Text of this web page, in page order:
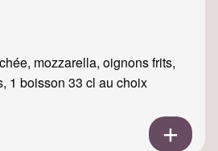
mozzarella, oignons frits,
1 boisson 33 cl au choix